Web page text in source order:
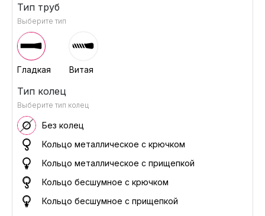
Тип труб
Выберите тип
Гладкая Витая
Тип колец
Выберите тип колец
Без колец
Кольцо металлическое с крючком
Кольцо металлическое с прищепкой
Кольцо бесшумное с крючком
Кольцо бесшумное с прищепкой